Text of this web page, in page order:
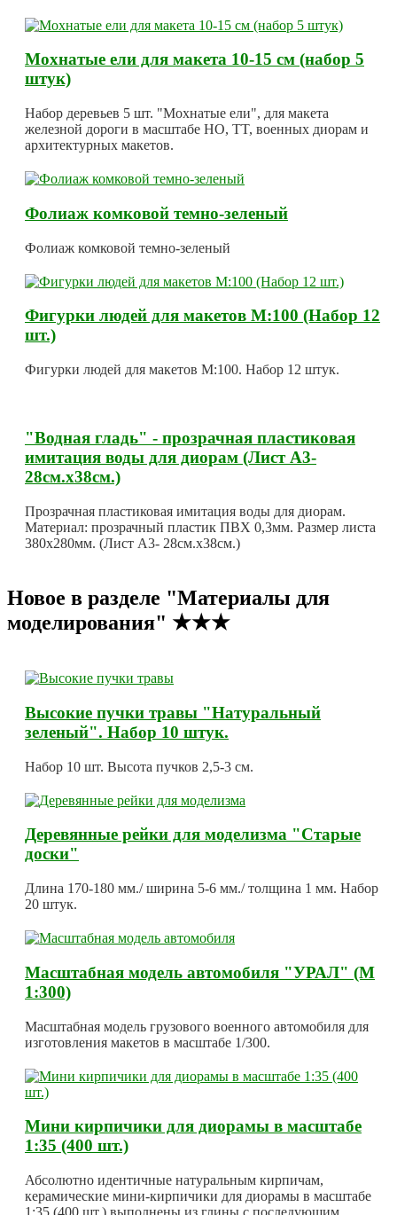
Мохнатые ели для макета 10-15 см (набор 5
штук)
Набор деревьев 5 шт. "Мохнатые ели", для макета
железной дороги в масштабе HO, TT, военных диорам и
архитектурных макетов.
Фолиаж комковой темно-зеленый
Фолиаж комковой темно-зеленый
Фигурки людей для макетов М:100 (Набор 12
шт.)
Фигурки людей для макетов М:100. Набор 12 штук.
"Водная гладь" - прозрачная пластиковая
имитация воды для диорам (Лист А3-
28см.х38см.)
Прозрачная пластиковая имитация воды для диорам.
Материал: прозрачный пластик ПВХ 0,3мм. Размер листа
380х280мм. (Лист А3- 28см.х38см.)
Новое в разделе "Материалы для
моделирования" ★★★
Высокие пучки травы "Натуральный
зеленый". Набор 10 штук.
Набор 10 шт. Высота пучков 2,5-3 см.
Деревянные рейки для моделизма "Старые
доски"
Длина 170-180 мм./ ширина 5-6 мм./ толщина 1 мм. Набор
20 штук.
Масштабная модель автомобиля "УРАЛ" (М
1:300)
Масштабная модель грузового военного автомобиля для
изготовления макетов в масштабе 1/300.
Мини кирпичики для диорамы в масштабе
1:35 (400 шт.)
Абсолютно идентичные натуральным кирпичам,
керамические мини-кирпичики для диорамы в масштабе
1:35 (400 шт.) выполнены из глины с последующим